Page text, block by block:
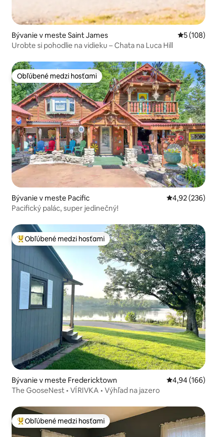
Bývanie v meste Saint James Priemerné
5 (108)
Urobte si pohodlie na vidieku – Chata na Luca Hill
Obľúbené medzi hosťami
Obľúbené medzi hosťami
Bývanie v meste Pacific Priemerné
4,92 (236)
Pacifický palác, super jedinečný!
Najobľúbenejšie medzi hosťami
Obľúbené medzi hosťami
Bývanie v meste Fredericktown Priemerné
4,94 (166)
The GooseNest • VÍRIVKA • Výhľad na jazero
Najobľúbenejšie medzi hosťami
Obľúbené medzi hosťami